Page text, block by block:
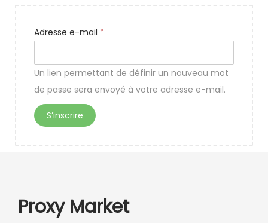
Adresse e-mail *
Un lien permettant de définir un nouveau mot
de passe sera envoyé à votre adresse e-mail.
S’inscrire
Proxy Market